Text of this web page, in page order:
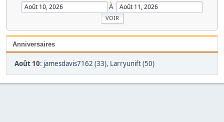
À
Anniversaires
Août 10: jamesdavis7162 (33), Larryunift (50)